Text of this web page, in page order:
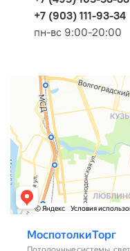
+7 (903) 111-93-34
пн-вс 9:00-20:00